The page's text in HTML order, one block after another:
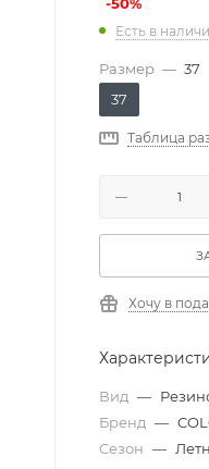
Есть в
Размер — 37
37
Таблица
Хочу в
Вид —
Бренд —
Сезон —